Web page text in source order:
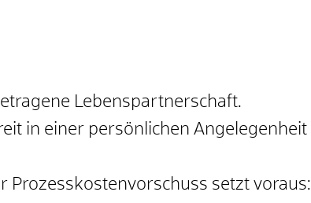
Lebenspartnerschaft.
in einer persönlichen Angelegenheit
Prozesskostenvorschuss setzt voraus: